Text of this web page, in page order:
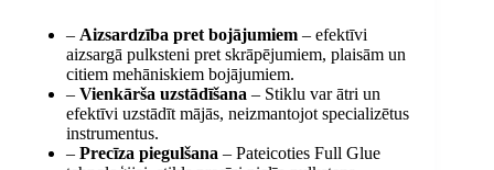
– Aizsardzība pret bojājumiem – efektīvi
aizsargā pulksteni pret skrāpējumiem, plaisām un
citiem mehāniskiem bojājumiem.
– Vienkārša uzstādīšana – Stiklu var ātri un
efektīvi uzstādīt mājās, neizmantojot specializētus
instrumentus.
– Precīza piegulšana – Pateicoties Full Glue